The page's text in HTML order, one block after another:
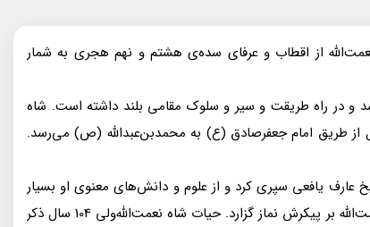
نعمت‌الله از اقطاب و عرفاى سده‌ى هشتم و نهم هجرى به شمار
و در راه طريقت و سير و سلوک مقامى بلند داشته است. شاه
نسل از طريق امام جعفر‌صادق (ع) به محمد‌بن‌عبدالله (ص) مى‌رسد.
يافعى سپرى كرد و از علوم و دانش‌هاى معنوى او بسيار
آموخت. وى در سال 832 يا به روايتى 834 در ماهان كرمان درگذشت و شمس‌الدّين ابراهيم بمى، پدر سيدطاهرالدّين بمى، عارف نامىِ هم‌عصر شاه نعمت‌الله بر پيكرش نماز گزارد. حيات شاه نعمت‌الله‌ولى 104 سال ذكر